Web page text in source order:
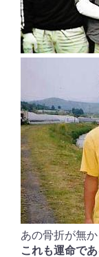
あの骨折が無
これも運命であ